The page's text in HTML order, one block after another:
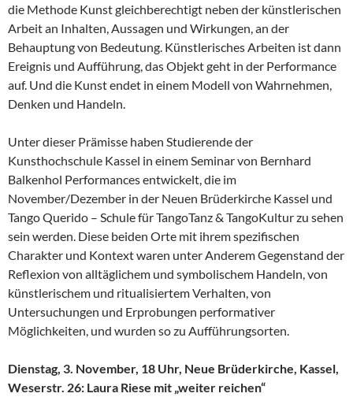
die Methode Kunst gleichberechtigt neben der künstlerischen
Arbeit an Inhalten, Aussagen und Wirkungen, an der
Behauptung von Bedeutung. Künstlerisches Arbeiten ist dann
Ereignis und Aufführung, das Objekt geht in der Performance
auf. Und die Kunst endet in einem Modell von Wahrnehmen,
Denken und Handeln.
Unter dieser Prämisse haben Studierende der
Kunsthochschule Kassel in einem Seminar von Bernhard
Balkenhol Performances entwickelt, die im
November/Dezember in der Neuen Brüderkirche Kassel und
Tango Querido – Schule für TangoTanz & TangoKultur zu sehen
sein werden. Diese beiden Orte mit ihrem spezifischen
Charakter und Kontext waren unter Anderem Gegenstand der
Reflexion von alltäglichem und symbolischem Handeln, von
künstlerischem und ritualisiertem Verhalten, von
Untersuchungen und Erprobungen performativer
Möglichkeiten, und wurden so zu Aufführungsorten.
Dienstag, 3. November, 18 Uhr, Neue Brüderkirche, Kassel,
Weserstr. 26: Laura Riese mit „weiter reichen“